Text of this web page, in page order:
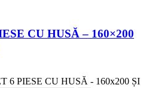
CU HUSĂ – 160×200
6 PIESE CU HUSĂ - 160x200 ȘI